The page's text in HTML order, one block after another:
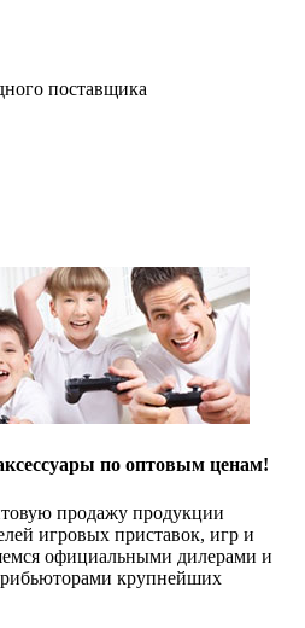
поставщика
по оптовым ценам!
продажу продукции
игровых приставок, игр и
официальными дилерами и
крупнейших